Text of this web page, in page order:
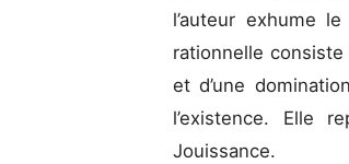
l’auteur exhume
rationnelle
et d’une
l’existence. Elle
Jouissance.